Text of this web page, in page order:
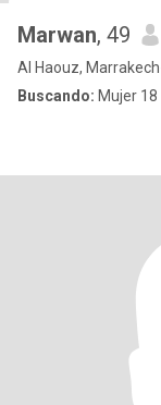
Marwan, 49
Al Haouz,
Buscando: Mujer 18